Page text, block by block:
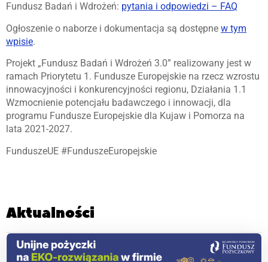
Fundusz Badań i Wdrożeń: pytania i odpowiedzi – FAQ
Ogłoszenie o naborze i dokumentacja są dostępne w tym
wpisie.
Projekt „Fundusz Badań i Wdrożeń 3.0” realizowany jest w
ramach Priorytetu 1. Fundusze Europejskie na rzecz wzrostu
innowacyjności i konkurencyjności regionu, Działania 1.1
Wzmocnienie potencjału badawczego i innowacji, dla
programu Fundusze Europejskie dla Kujaw i Pomorza na
lata 2021-2027.
FunduszeUE #FunduszeEuropejskie
Aktualności